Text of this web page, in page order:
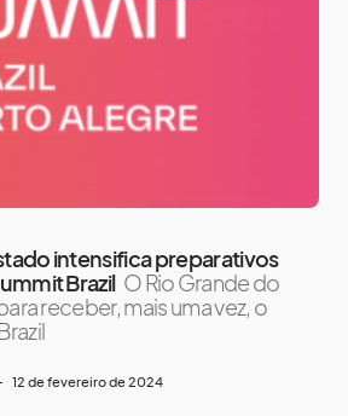
intensifica preparativos
Brazil O Rio Grande do
receber, mais uma vez, o
12 de fevereiro de 2024